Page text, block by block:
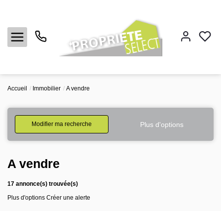
Ventes
Estimation
L'agence
Accueil Immobilier A vendre
Modifier ma recherche Plus d'options
A vendre
17 annonce(s) trouvée(s)
Plus d'options Créer une alerte